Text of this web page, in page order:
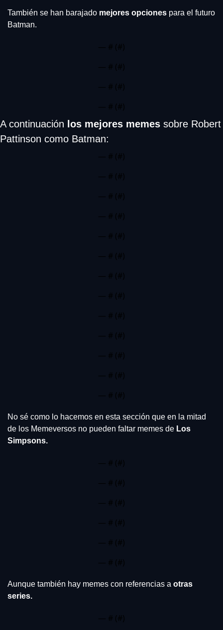
También se han barajado mejores opciones para el futuro
Batman.
— # (#)
— # (#)
— # (#)
— # (#)
A continuación los mejores memes sobre Robert
Pattinson como Batman:
— # (#)
— # (#)
— # (#)
— # (#)
— # (#)
— # (#)
— # (#)
— # (#)
— # (#)
— # (#)
— # (#)
— # (#)
— # (#)
No sé como lo hacemos en esta sección que en la mitad
de los Memeversos no pueden faltar memes de Los
Simpsons.
— # (#)
— # (#)
— # (#)
— # (#)
— # (#)
— # (#)
Aunque también hay memes con referencias a otras
series.
— # (#)